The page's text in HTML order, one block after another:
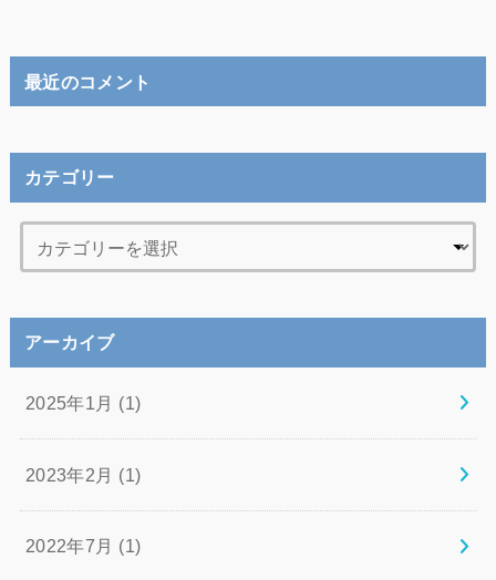
最近のコメント
カテゴリー
アーカイブ
2025年1月 (1)
2023年2月 (1)
2022年7月 (1)